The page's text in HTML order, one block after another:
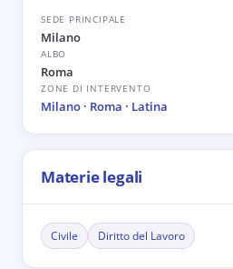
SEDE PRINCIPALE
Milano
ALBO
Roma
ZONE DI INTERVENTO
Milano · Roma · Latina
Materie legali
Civile Diritto del Lavoro